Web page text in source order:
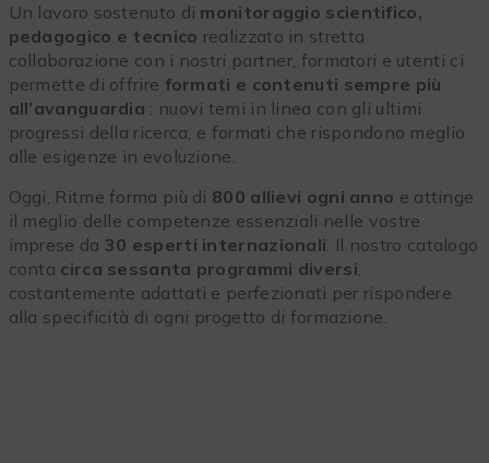
Un lavoro sostenuto di monitoraggio scientifico,
pedagogico e tecnico realizzato in stretta
collaborazione con i nostri partner, formatori e utenti ci
permette di offrire formati e contenuti sempre più
all’avanguardia : nuovi temi in linea con gli ultimi
progressi della ricerca, e formati che rispondono meglio
alle esigenze in evoluzione.
Oggi, Ritme forma più di 800 allievi ogni anno e attinge
il meglio delle competenze essenziali nelle vostre
imprese da 30 esperti internazionali . Il nostro catalogo
conta circa sessanta programmi diversi
costantemente adattati e perfezionati per rispondere
alla specificità di ogni progetto di formazione.